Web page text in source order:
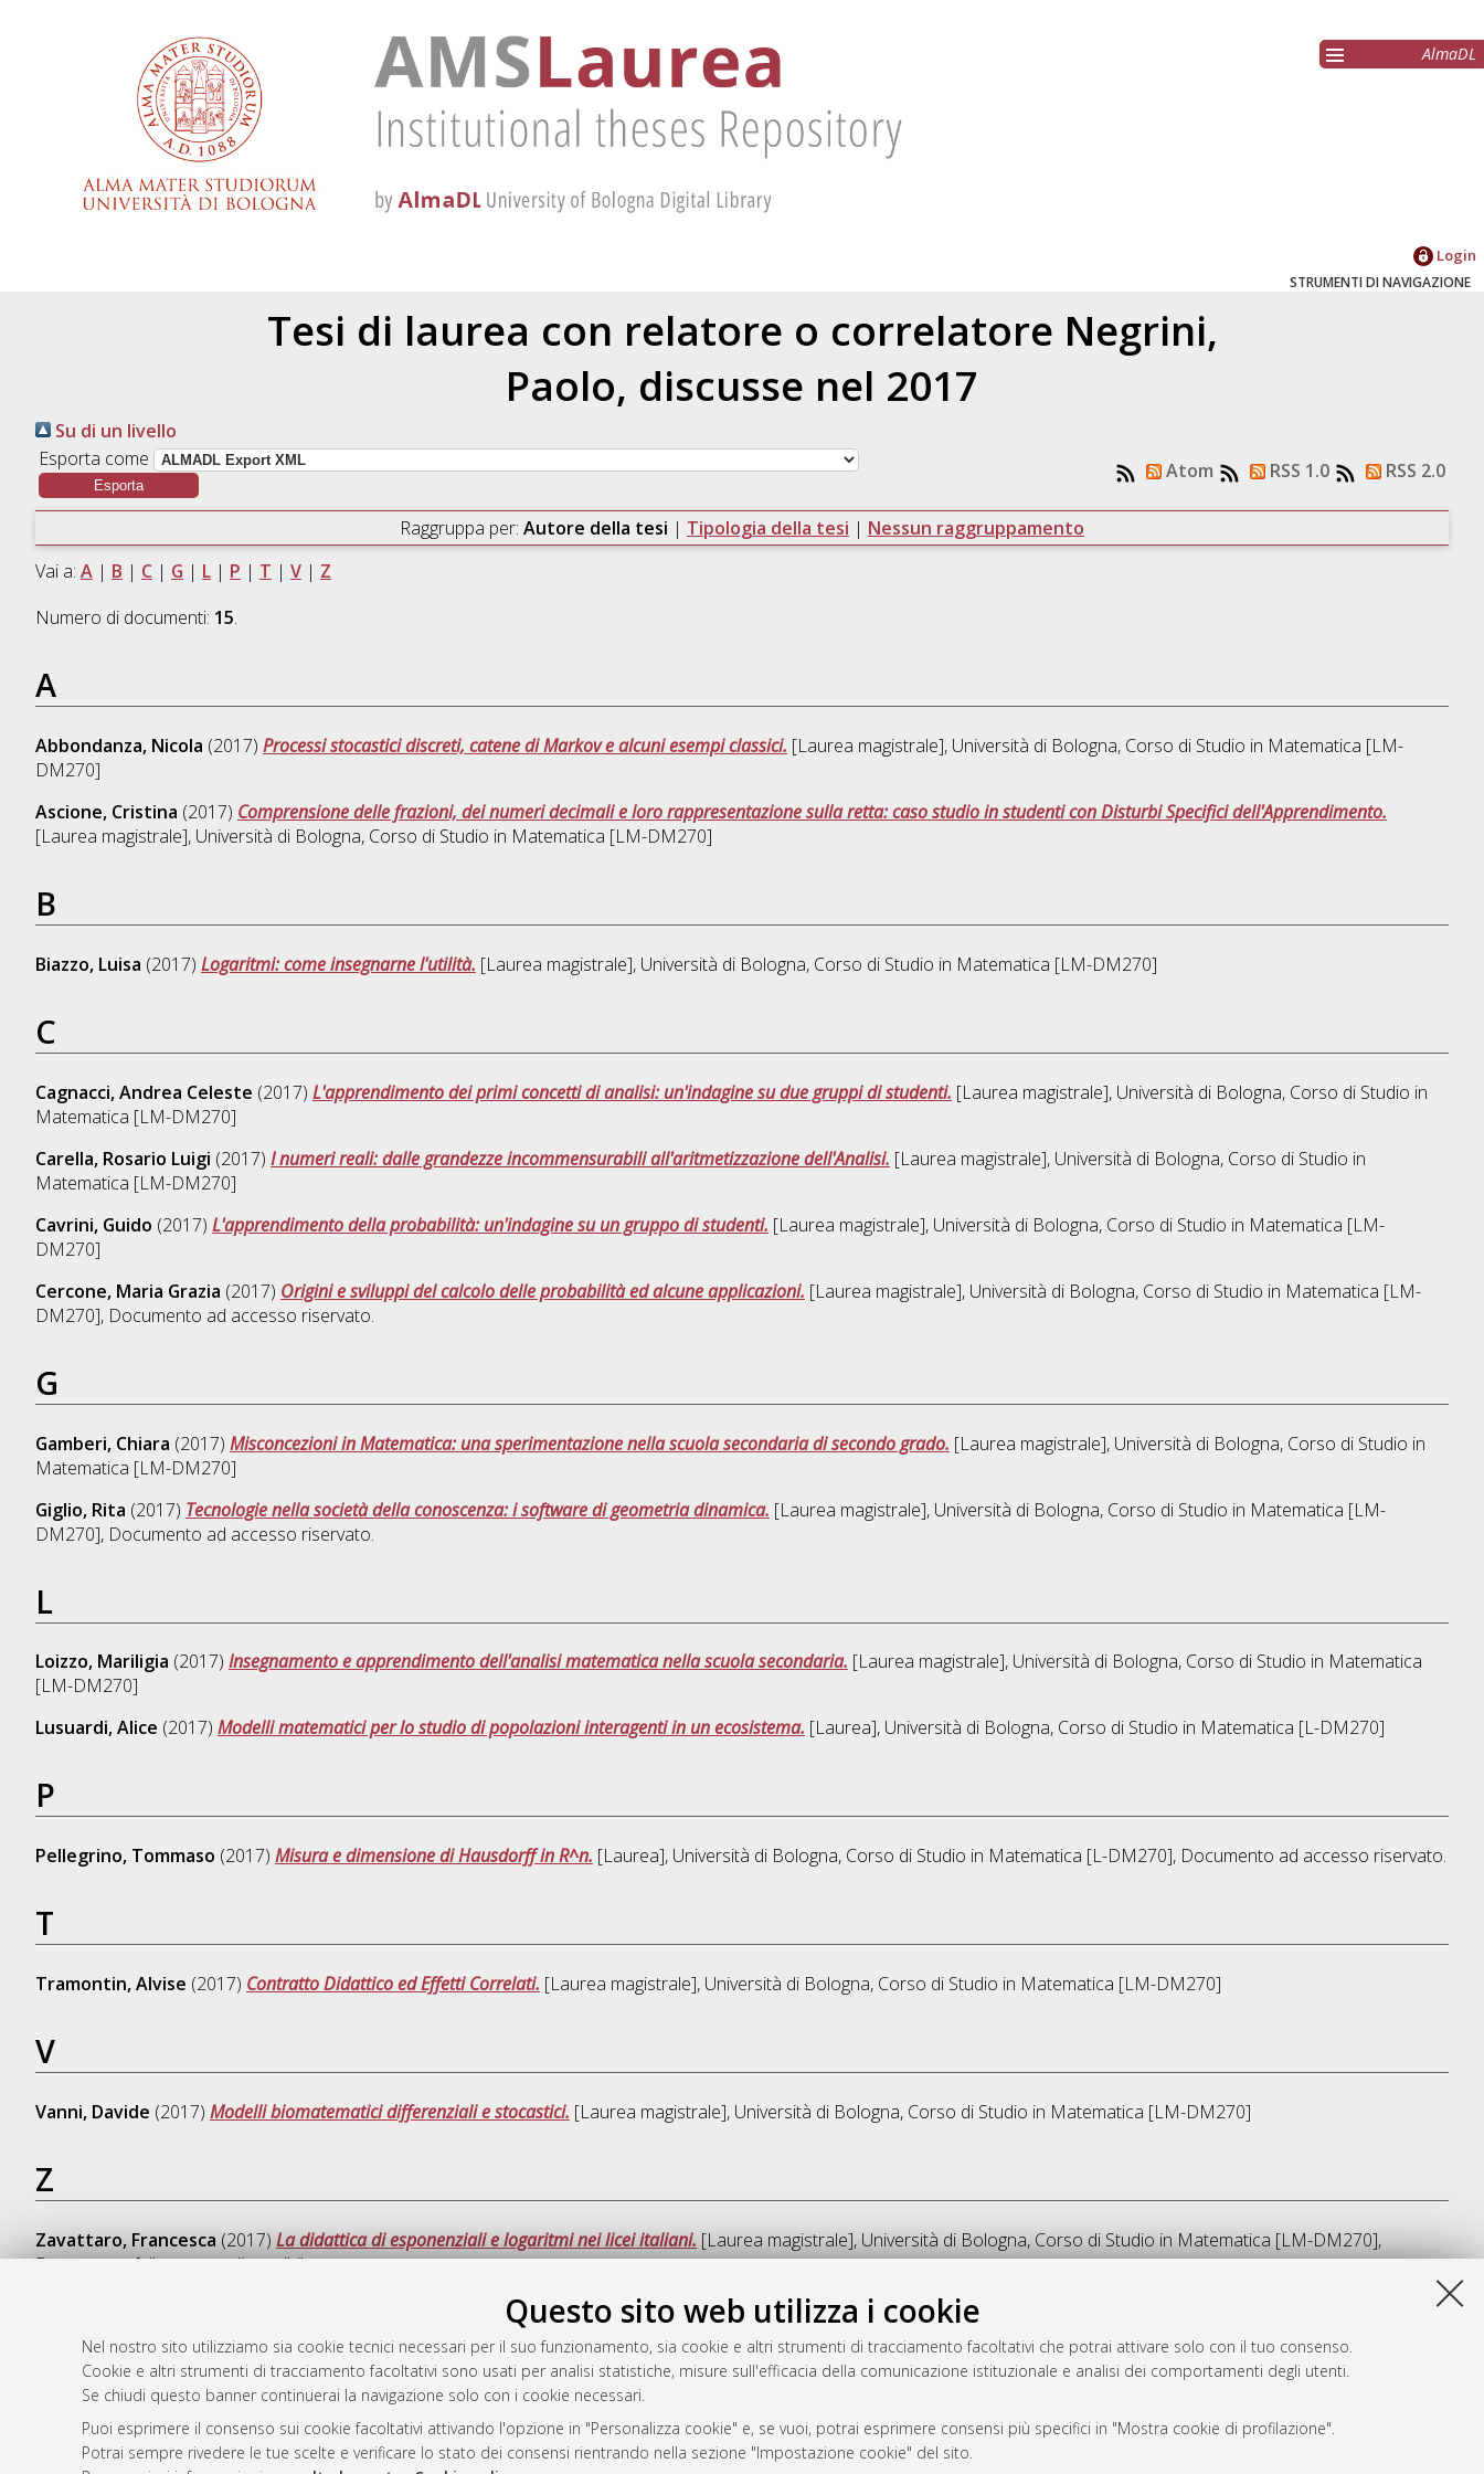
Questo sito web utilizza i cookie
Nel nostro sito utilizziamo sia cookie tecnici necessari per il suo funzionamento, sia cookie e altri strumenti di tracciamento facoltativi che potrai attivare solo con il tuo consenso.
Cookie e altri strumenti di tracciamento facoltativi sono usati per analisi statistiche, misure sull'efficacia della comunicazione istituzionale e analisi dei comportamenti degli utenti.
Se chiudi questo banner continuerai la navigazione solo con i cookie necessari.
Puoi esprimere il consenso sui cookie facoltativi attivando l'opzione in "Personalizza cookie" e, se vuoi, potrai esprimere consensi più specifici in "Mostra cookie di profilazione".
Potrai sempre rivedere le tue scelte e verificare lo stato dei consensi rientrando nella sezione "Impostazione cookie" del sito.
AlmaDL
Login
STRUMENTI DI NAVIGAZIONE
Tesi di laurea con relatore o correlatore Negrini,
Paolo, discusse nel 2017
Su di un livello
Esporta come
Atom RSS 1.0 RSS 2.0
Raggruppa per: Autore della tesi | Tipologia della tesi | Nessun raggruppamento
Vai a: A| B | C| G | L| P | T | V| Z
Numero di documenti: 15.
A
Abbondanza, Nicola (2017) Processi stocastici discreti, catene di Markov e alcuni esempi classici. [Laurea magistrale], Università di Bologna, Corso di Studio in Matematica [LM-
DM270]
Ascione, Cristina (2017) Comprensione delle frazioni, dei numeri decimali e loro rappresentazione sulla retta: caso studio in studenti con Disturbi Specifici dell'Apprendimento.
[Laurea magistrale], Università di Bologna, Corso di Studio in Matematica [LM-DM270]
B
Biazzo, Luisa (2017) Logaritmi: come insegnarne l'utilità. [Laurea magistrale], Università di Bologna, Corso di Studio in Matematica [LM-DM270]
C
Cagnacci, Andrea Celeste (2017) L'apprendimento dei primi concetti di analisi: un'indagine su due gruppi di studenti. [Laurea magistrale], Università di Bologna, Corso di Studio in
Matematica [LM-DM270]
Carella, Rosario Luigi (2017) I numeri reali: dalle grandezze incommensurabili all'aritmetizzazione dell'Analisi. [Laurea magistrale], Università di Bologna, Corso di Studio in
Matematica [LM-DM270]
Cavrini, Guido (2017) L'apprendimento della probabilità: un'indagine su un gruppo di studenti. [Laurea magistrale], Università di Bologna, Corso di Studio in Matematica [LM-
DM270]
Cercone, Maria Grazia (2017) Origini e sviluppi del calcolo delle probabilità ed alcune applicazioni. [Laurea magistrale], Università di Bologna, Corso di Studio in Matematica [LM-
DM270], Documento ad accesso riservato.
G
Gamberi, Chiara (2017) Misconcezioni in Matematica: una sperimentazione nella scuola secondaria di secondo grado. [Laurea magistrale], Università di Bologna, Corso di Studio in
Matematica [LM-DM270]
Giglio, Rita (2017) Tecnologie nella società della conoscenza: i software di geometria dinamica. [Laurea magistrale], Università di Bologna, Corso di Studio in Matematica [LM-
DM270], Documento ad accesso riservato.
L
Loizzo, Mariligia (2017) Insegnamento e apprendimento dell'analisi matematica nella scuola secondaria. [Laurea magistrale], Università di Bologna, Corso di Studio in Matematica
[LM-DM270]
Lusuardi, Alice (2017) Modelli matematici per lo studio di popolazioni interagenti in un ecosistema. [Laurea], Università di Bologna, Corso di Studio in Matematica [L-DM270]
P
Pellegrino, Tommaso (2017) Misura e dimensione di Hausdorff in R^n. [Laurea], Università di Bologna, Corso di Studio in Matematica [L-DM270], Documento ad accesso riservato.
T
Tramontin, Alvise (2017) Contratto Didattico ed Effetti Correlati. [Laurea magistrale], Università di Bologna, Corso di Studio in Matematica [LM-DM270]
V
Vanni, Davide (2017) Modelli biomatematici differenziali e stocastici. [Laurea magistrale], Università di Bologna, Corso di Studio in Matematica [LM-DM270]
Z
Zavattaro, Francesca (2017) La didattica di esponenziali e logaritmi nei licei italiani. [Laurea magistrale], Università di Bologna, Corso di Studio in Matematica [LM-DM270],
Documento full-text non disponibile
Questa lista e' stata generata il
Atom
Rss 1.0
Rss 2.0
AMS Laurea
Servizio implementato e gestito da
Impostazioni Cookie
Informativa sulla privacy